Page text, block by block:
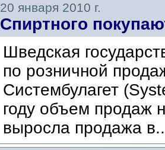
20 января 2010 г.
Спиртного
Шведская
по розничной
Систембулагет
году объем продаж
выросла продажа